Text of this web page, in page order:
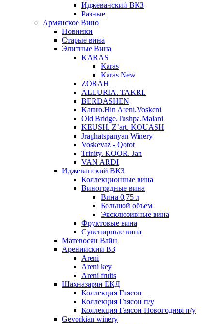
Иджеванский ВКЗ
Разные
Армянское Вино
Новинки
Старые вина
Элитные Вина
KARAS
Karas
Karas New
ZORAH
ALLURIA. TAKRI.
BERDASHEN
Kataro.Hin Areni.Voskeni
Old Bridge.Tushpa.Malani
KEUSH. Z’art. KOUASH
Jraghatspanyan Winery
Voskevaz - Qotot
Trinity. KOOR. Jan
VAN ARDI
Иджеванский ВКЗ
Коллекционные вина
Виноградные вина
Вина 0,75 л
Большой объем
Эксклюзивные вина
Фруктовые вина
Cувенирные вина
Матевосян Вайн
Аренийский ВЗ
Areni
Areni key
Areni fruits
Шахназарян ЕКД
Коллекция Гаясон
Коллекция Гаясон п/у
Коллекция Гаясон Новогодняя п/у
Gevorkian winery